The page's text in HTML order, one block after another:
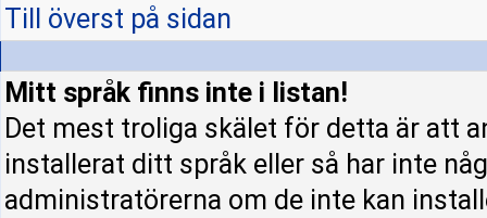
Till överst på sidan
Mitt språk finns inte i listan!
Det mest troliga skälet för detta är att
installerat ditt språk eller så har inte
administratörerna om de inte kan